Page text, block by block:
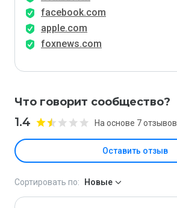
facebook.com
apple.com
foxnews.com
Что говорит сообщество?
1.4 На основе 7 отзывов
Оставить отзыв
Сортировать по: Новые